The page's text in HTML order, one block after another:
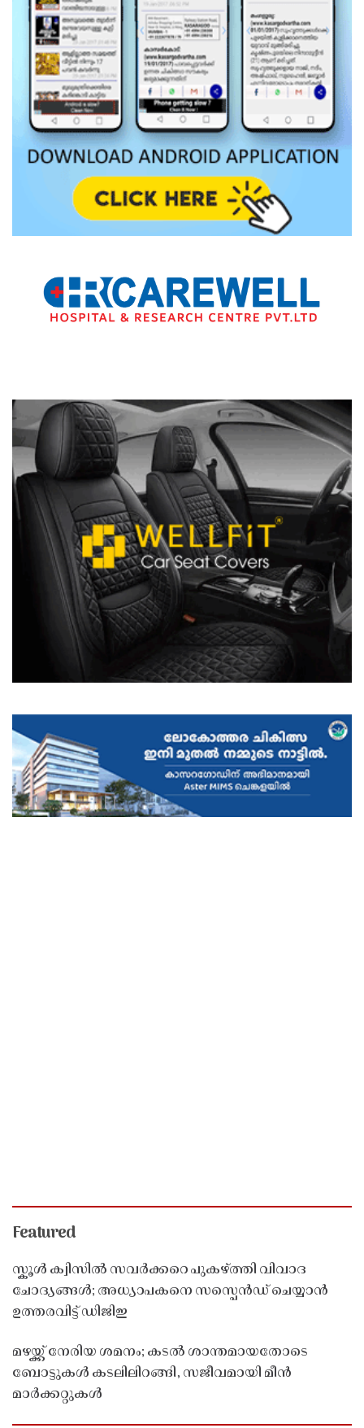
Featured
സ്കൂൾ ക്വിസിൽ സവർക്കറെ പുകഴ്ത്തി വിവാദ
ചോദ്യങ്ങൾ; അധ്യാപകനെ സസ്പെൻഡ് ചെയ്യാൻ
ഉത്തരവിട്ട് ഡിജിഇ
മഴയ്ക്ക് നേരിയ ശമനം; കടൽ ശാന്തമായതോടെ
ബോട്ടുകൾ കടലിലിറങ്ങി, സജീവമായി മീൻ
മാർക്കറ്റുകൾ